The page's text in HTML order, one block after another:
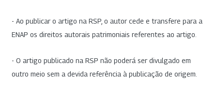
- Ao publicar o artigo na RSP, o autor cede e transfere para a
ENAP os direitos autorais patrimoniais referentes ao artigo.
- O artigo publicado na RSP não poderá ser divulgado em
outro meio sem a devida referência à publicação de origem.